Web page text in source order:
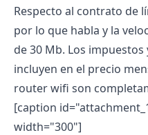
Respecto al contrato de
por lo que habla y la
de 30 Mb. Los
incluyen en el precio
router wifi son
[caption
width="300"]